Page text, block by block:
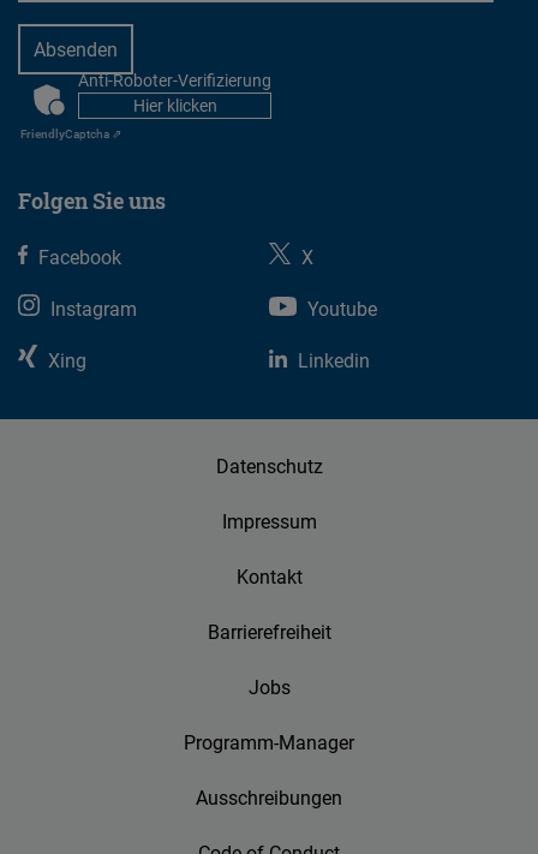
CAPTCHAAnti-Roboter-Verifizierung
Hier klicken
FriendlyCaptcha ⇗
Folgen Sie uns
Facebook
X
Instagram
Youtube
Xing
Linkedin
Datenschutz
Impressum
Kontakt
Barrierefreiheit
Jobs
Programm-Manager
Ausschreibungen